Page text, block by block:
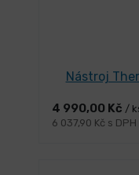
Nástroj
4 990,00 Kč /
6 037,90 Kč s DPH